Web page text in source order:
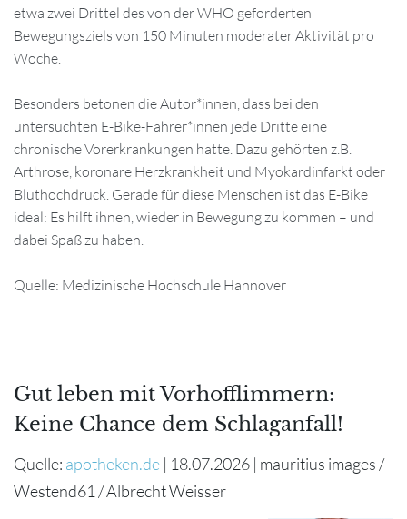
etwa zwei Drittel des von der WHO geforderten
Bewegungsziels von 150 Minuten moderater Aktivität pro
Woche.
Besonders betonen die Autor*innen, dass bei den
untersuchten E-Bike-Fahrer*innen jede Dritte eine
chronische Vorerkrankungen hatte. Dazu gehörten z.B.
Arthrose, koronare Herzkrankheit und Myokardinfarkt oder
Bluthochdruck. Gerade für diese Menschen ist das E-Bike
ideal: Es hilft ihnen, wieder in Bewegung zu kommen – und
dabei Spaß zu haben.
Quelle: Medizinische Hochschule Hannover
Gut leben mit Vorhofflimmern:
Keine Chance dem Schlaganfall!
Quelle: apotheken.de | 18.07.2026 | mauritius images /
Westend61 / Albrecht Weisser